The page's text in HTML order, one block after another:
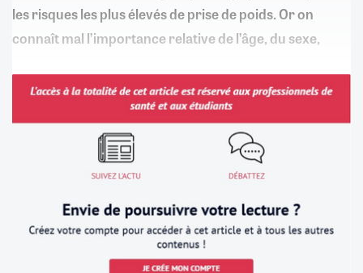
les risques les plus élevés de prise de poids. Or on
connaît mal l’importance relative de l’âge, du sexe,